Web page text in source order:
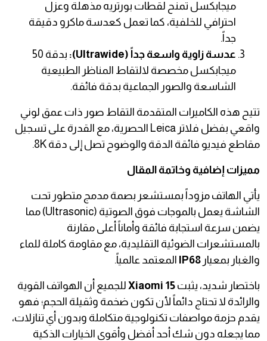
ميجابكسل تمنح لقطات بورتريه مذهلة وعزل
احترافي للخلفية، كما تعمل كعدسة ماكرو دقيقة
جداً.
عدسة زاوية واسعة جداً (Ultrawide):
بدقة 50
ميجابكسل مخصصة لالتقاط المناظر الطبيعية
الشاسعة والصور الجماعية بدقة فائقة.
تتيح هذه الكاميرات المتقدمة التقاط صور ذات عمق لوني
واقعي بفضل فلاتر Leica الحصرية، مع القدرة على تسجيل
مقاطع فيديو فائقة الدقة والوضوح تصل إلى دقة 8K.
مميزات إضافية وخاتمة المقال
يأتي الهاتف مزوداً بمستشعر بصمة مدمج متطور تحت
الشاشة يعمل بالموجات فوق الصوتية (Ultrasonic) مما
يضمن سرعة استجابة فائقة وأماناً أعلى مقارنة
بالمستشعرات الضوئية التقليدية، مع مقاومة كاملة للماء
والغبار بمعيار IP68 المعتمد عالمياً.
باختصار شديد، يثبت Xiaomi 15 للجميع أن الهواتف القوية
والرائدة لا تحتاج دائماً لأن تكون ضخمة وثقيلة الحجم؛ فهو
يقدم حزمة مواصفات تكنولوجية متكاملة وبدون أي تنازلات،
مما يجعله دون شك أحد أفضل وأقوى الخيارات الذكية